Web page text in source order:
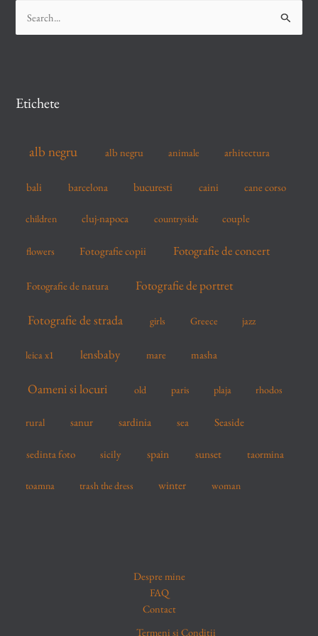
e
h
Etichete
alb negru alb negru animale arhitectura
bali barcelona bucuresti caini cane corso
children cluj-napoca countryside couple
flowers Fotografie copii Fotografie de concert
Fotografie de natura Fotografie de portret
Fotografie de strada girls Greece jazz
leica x1 lensbaby mare masha
Oameni si locuri old paris plaja rhodos
rural sanur sardinia sea Seaside
sedinta foto sicily spain sunset taormina
toamna trash the dress winter woman
Despre mine
FAQ
Contact
Termeni și Condiții